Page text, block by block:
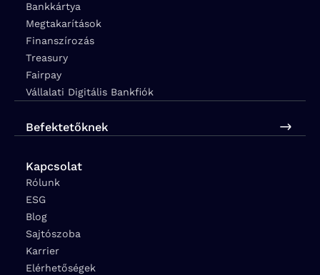
Bankkártya
Megtakarítások
Finanszírozás
Treasury
Fairpay
Vállalati Digitális Bankfiók
Befektetőknek
Kapcsolat
Rólunk
ESG
Blog
Sajtószoba
Karrier
Elérhetőségek